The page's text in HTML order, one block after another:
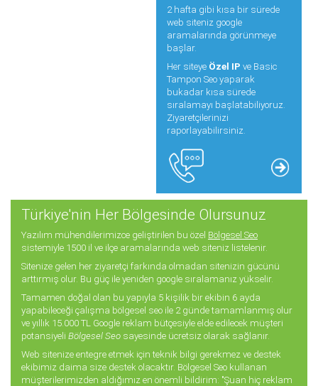
2 hafta gibi kısa bir sürede
web siteniz google
aramalarında görünmeye
başlar.
Her siteye Özel IP ve Basic
Tampon Seo yaparak
bukadar kısa sürede
sıralamayı başlatabiliyoruz.
Ziyaretçilerinizi
raporlayabilirsiniz.
Türkiye'nin Her Bölgesinde Olursunuz
Yazılım mühendilerimizce geliştirilen bu özel Bölgesel Seo
sistemiyle 1500 il ve ilçe aramalarında web siteniz listelenir.
Sitenize gelen her ziyaretçi farkında olmadan sitenizin gücünü
arttırmış olur. Bu güç ile yeniden google sıralamanız yükselir.
Tamamen doğal olan bu yapıyla 5 kişilik bir ekibin 6 ayda
yapabileceği çalışma bölgesel seo ile 2 günde tamamlanmış olur
ve yıllık 15.000 TL Google reklam bütçesiyle elde edilecek müşteri
potansiyeli Bölgesel Seo sayesinde ücretsiz olarak sağlanır.
Web sitenize entegre etmek için teknik bilgi gerekmez ve destek
ekibimiz daima size destek olacaktır. Bölgesel Seo kullanan
müşterilerimizden aldığımız en önemli bildirim: "Şuan hiç reklam